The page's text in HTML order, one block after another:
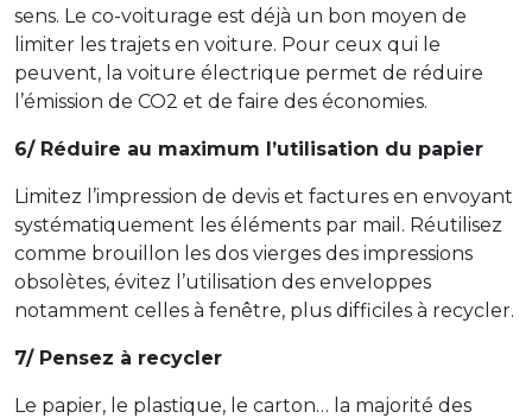
sens. Le co-voiturage est déjà un bon moyen de
limiter les trajets en voiture. Pour ceux qui le
peuvent, la voiture électrique permet de réduire
l’émission de CO2 et de faire des économies.
6/ Réduire au maximum l’utilisation du papier
Limitez l’impression de devis et factures en envoyant
systématiquement les éléments par mail. Réutilisez
comme brouillon les dos vierges des impressions
obsolètes, évitez l’utilisation des enveloppes
notamment celles à fenêtre, plus difficiles à recycler.
7/ Pensez à recycler
Le papier, le plastique, le carton… la majorité des